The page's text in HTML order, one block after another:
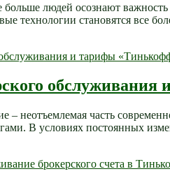
людей осознают
технологии становятся все
– неотъемлемая часть
В условиях постоянных